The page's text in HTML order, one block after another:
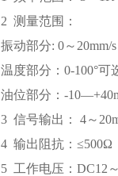
2 测量范围：
振动部分: 0～20mm/
温度部分：0-100°可
油位部分：-
3 信号输出： 4～
4 输出阻抗：≤500Ω
5 工作电压：DC12